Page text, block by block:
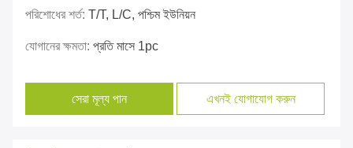
পরিশোধের শর্ত: T/T, L/C, পশ্চিম ইউনিয়ন
যোগানের ক্ষমতা: প্রতি মাসে 1pc
সেরা মূল্য পান এখনই যোগাযোগ করুন